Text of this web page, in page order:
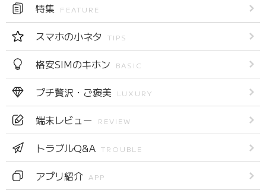
特集 FEATURE
スマホの小ネタ TIPS
格安SIMのキホン BASIC
プチ贅沢・ご褒美 LUXURY
端末レビュー REVIEW
トラブルQ&A TROUBLE
アプリ紹介 APP